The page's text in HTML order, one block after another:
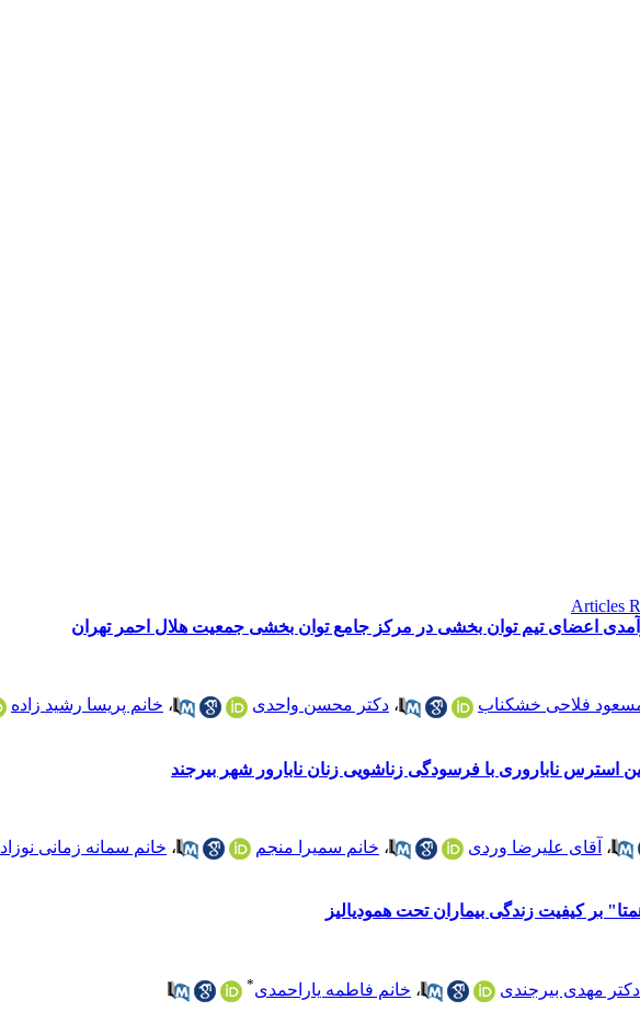
اعضای تیم توان بخشی در مرکز جامع توان بخشی جمعیت هلال احمر تهران
فلاحی خشکناب ، دکتر محسن واحدی ، خانم پریسا رشید زاده
استرس ناباروری با فرسودگی زناشویی زنان نابارور شهر بیرجند
، آقای علیرضا وردی ، خانم سمیرا منجم ، خانم سمانه زمانی نوزاد
بر کیفیت زندگی بیماران تحت همودیالیز
دکتر مهدی بیرجندی ، خانم فاطمه یاراحمدی*